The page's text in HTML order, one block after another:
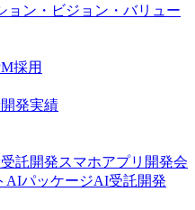
ョン・ビジョン・バリュー
採用
発実績
託開発スマホアプリ開発会
AIパッケージAI受託開発